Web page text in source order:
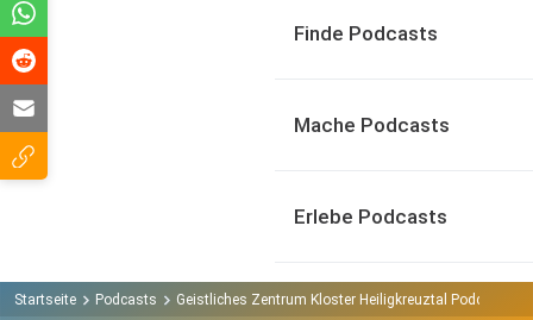
Finde Podcasts
Mache Podcasts
Erlebe Podcasts
Startseite Podcasts Geistliches Zentrum Kloster Heiligkreuztal Podcast